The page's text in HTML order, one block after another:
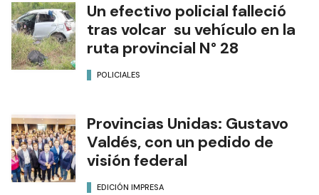
Un efectivo policial falleció
tras volcar su vehículo en la
ruta provincial N° 28
POLICIALES
Provincias Unidas: Gustavo
Valdés, con un pedido de
visión federal
EDICIÓN IMPRESA